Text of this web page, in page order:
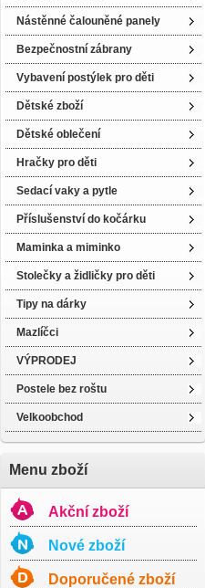
Nástěnné čalouněné panely
Bezpečnostní zábrany
Vybavení postýlek pro děti
Dětské zboží
Dětské oblečení
Hračky pro děti
Sedací vaky a pytle
Příslušenství do kočárku
Maminka a miminko
Stolečky a židličky pro děti
Tipy na dárky
Mazlíčci
VÝPRODEJ
Postele bez roštu
Velkoobchod
Menu zboží
Akční zboží
Nové zboží
Doporučené zboží